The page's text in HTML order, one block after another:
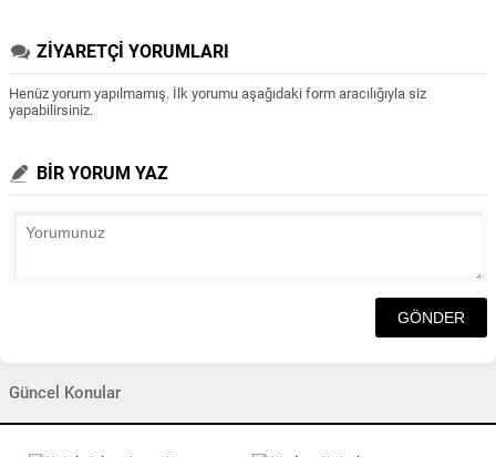
ZİYARETÇİ YORUMLARI
Henüz yorum yapılmamış. İlk yorumu aşağıdaki form aracılığıyla siz
yapabilirsiniz.
BİR YORUM YAZ
Güncel Konular